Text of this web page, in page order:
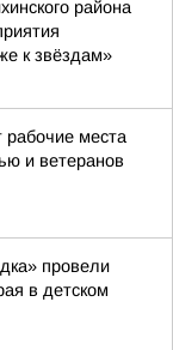
района
к звёздам»
рабочие места
и ветеранов
провели
в детском